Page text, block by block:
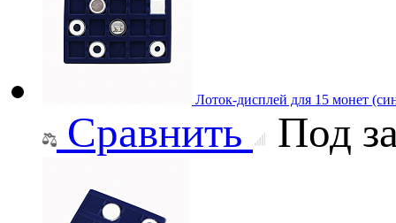
Лоток-дисплей для 15 монет
Сравнить Под